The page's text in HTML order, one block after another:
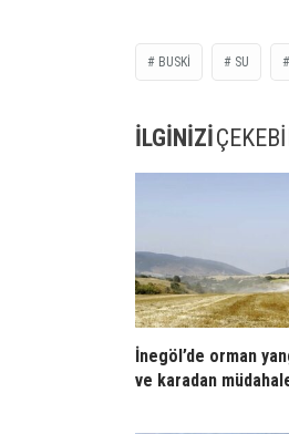
BUSKI SU
İLGİNİZİ
İnegöl’de orman
ve karadan